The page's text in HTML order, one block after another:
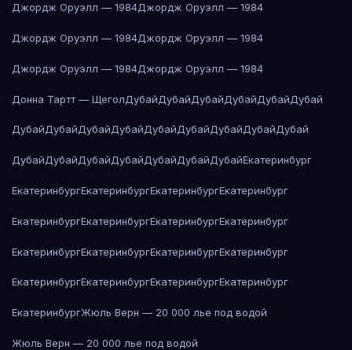
Джордж Оруэлл — 1984Джордж Оруэлл — 1984
Джордж Оруэлл — 1984Джордж Оруэлл — 1984
Джордж Оруэлл — 1984Джордж Оруэлл — 1984
Донна Тартт — ЩеголДубайДубайДубайДубайДубайДубай
ДубайДубайДубайДубайДубайДубайДубайДубайДубай
ДубайДубайДубайДубайДубайДубайДубайЕкатеринбург
ЕкатеринбургЕкатеринбургЕкатеринбургЕкатеринбург
ЕкатеринбургЕкатеринбургЕкатеринбургЕкатеринбург
ЕкатеринбургЕкатеринбургЕкатеринбургЕкатеринбург
ЕкатеринбургЕкатеринбургЕкатеринбургЕкатеринбург
ЕкатеринбургЖюль Верн — 20 000 лье под водой
Жюль Верн — 20 000 лье под водой